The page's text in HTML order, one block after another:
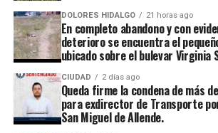
DOLORES HIDALGO 21 horas ago
En completo abandono y con
deterioro se encuentra el
ubicado sobre el bulevar Virginia
CIUDAD 2 días ago
Queda firme la condena de más
para exdirector de Transporte
San Miguel de Allende.